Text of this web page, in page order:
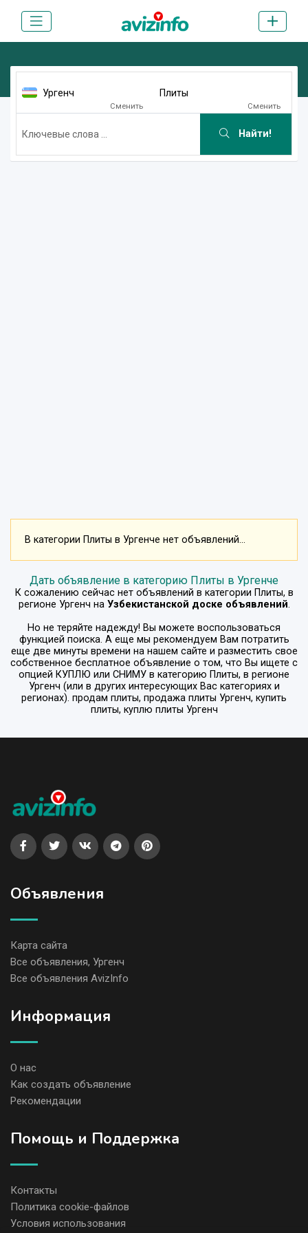
Ургенч
Сменить
Плиты
Сменить
Найти!
В категории Плиты в Ургенче нет объявлений...
Дать объявление в категорию Плиты в Ургенче
К сожалению сейчас нет объявлений в категории Плиты, в
регионе Ургенч на Узбекистанской доске объявлений.
Но не теряйте надежду! Вы можете воспользоваться
функцией поиска. А еще мы рекомендуем Вам потратить
еще две минуты времени на нашем сайте и разместить свое
собственное бесплатное объявление о том, что Вы ищете с
опцией КУПЛЮ или СНИМУ в категорию Плиты, в регионе
Ургенч (или в других интересующих Вас категориях и
регионах). продам плиты, продажа плиты Ургенч, купить
плиты, куплю плиты Ургенч
Объявления
Карта сайта
Все объявления, Ургенч
Все объявления AvizInfo
Информация
О нас
Как создать объявление
Рекомендации
Помощь и Поддержка
Контакты
Политика cookie-файлов
Условия использования